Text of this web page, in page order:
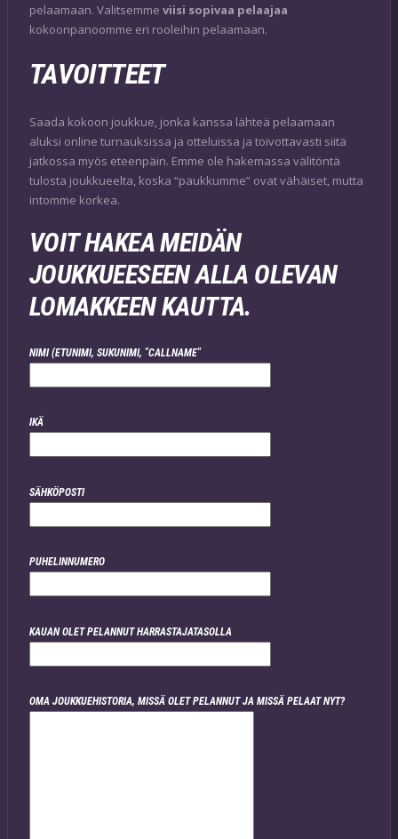
pelaamaan. Valitsemme viisi sopivaa pelaajaa
kokoonpanoomme eri rooleihin pelaamaan.
TAVOITTEET
Saada kokoon joukkue, jonka kanssa lähteä pelaamaan
aluksi online turnauksissa ja otteluissa ja toivottavasti siitä
jatkossa myös eteenpäin. Emme ole hakemassa välitöntä
tulosta joukkueelta, koska “paukkumme” ovat vähäiset, mutta
intomme korkea.
VOIT HAKEA MEIDÄN
JOUKKUEESEEN ALLA OLEVAN
LOMAKKEEN KAUTTA.
NIMI (ETUNIMI, SUKUNIMI, "CALLNAME"
IKÄ
SÄHKÖPOSTI
PUHELINNUMERO
KAUAN OLET PELANNUT HARRASTAJATASOLLA
OMA JOUKKUEHISTORIA, MISSÄ OLET PELANNUT JA MISSÄ PELAAT NYT?